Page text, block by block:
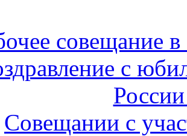
совещание
с
Cовещании с